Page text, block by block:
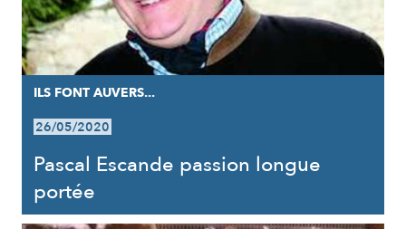
ILS FONT AUVERS...
26/05/2020
Pascal Escande passion longue
portée